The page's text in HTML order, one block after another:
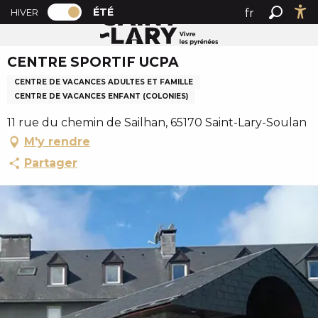
A
l
e
r
a
c
o
n
t
u
r
n
PAGE D’ACCUEIL ACTUELLE ÉTÉ : PASSER EN MODE
HIVER PAGE D’ACCUEIL ACTUELLE ÉTÉ :
ÉTÉ
fr
Accueil été CENTRE SPORTIF UCPA
CENTRE SPORTIF UCPA
CENTRE DE VACANCES ADULTES ET FAMILLE
CENTRE DE VACANCES ENFANT (COLONIES)
11 rue du chemin de Sailhan, 65170 Saint-Lary-Soulan
M'y rendre
Partager